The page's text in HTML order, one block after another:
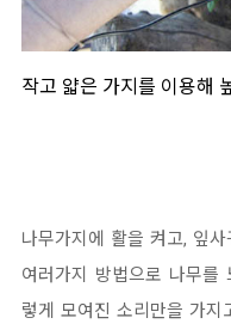
작고 얇은 가지를 이용해
나무가지에 활을 켜고, 잎
여러가지 방법으로 나무를
렇게 모여진 소리만을 가지